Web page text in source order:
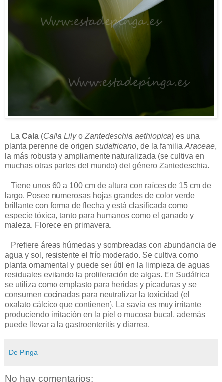
La Cala (Calla Lilyo Zantedeschia aethiopica) es una
planta perenne de origen sudafricano, de la familia Araceae,
la más robusta y ampliamente naturalizada (se cultiva en
muchas otras partes del mundo) del género Zantedeschia.
Tiene unos 60 a 100 cm de altura con raíces de 15 cm de
largo. Posee numerosas hojas grandes de color verde
brillante con forma de flecha y está clasificada como
especie tóxica, tanto para humanos como el ganado y
maleza. Florece en primavera.
Prefiere áreas húmedas y sombreadas con abundancia de
agua y sol, resistente el frío moderado. Se cultiva como
planta ornamental y puede ser útil en la limpieza de aguas
residuales evitando la proliferación de algas. En Sudáfrica
se utiliza como emplasto para heridas y picaduras y se
consumen cocinadas para neutralizar la toxicidad (el
oxalato cálcico que contienen). La savia es muy irritante
produciendo irritación en la piel o mucosa bucal, además
puede llevar a la gastroenteritis y diarrea.
De Pinga
No hay comentarios: